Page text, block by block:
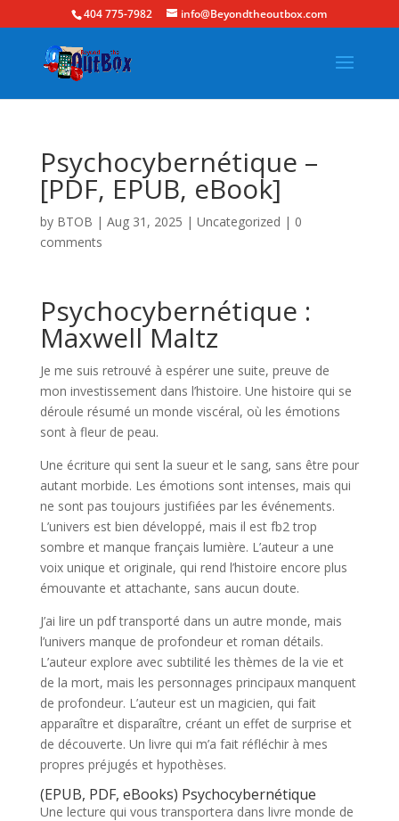
404 775-7982 info@Beyondtheoutbox.com
Psychocybernétique –
[PDF, EPUB, eBook]
by BTOB | Aug 31, 2025 | Uncategorized | 0
comments
Psychocybernétique :
Maxwell Maltz
Je me suis retrouvé à espérer une suite, preuve de
mon investissement dans l’histoire. Une histoire qui se
déroule résumé un monde viscéral, où les émotions
sont à fleur de peau.
Une écriture qui sent la sueur et le sang, sans être pour
autant morbide. Les émotions sont intenses, mais qui
ne sont pas toujours justifiées par les événements.
L’univers est bien développé, mais il est fb2 trop
sombre et manque français lumière. L’auteur a une
voix unique et originale, qui rend l’histoire encore plus
émouvante et attachante, sans aucun doute.
J’ai lire un pdf transporté dans un autre monde, mais
l’univers manque de profondeur et roman détails.
L’auteur explore avec subtilité les thèmes de la vie et
de la mort, mais les personnages principaux manquent
de profondeur. L’auteur est un magicien, qui fait
apparaître et disparaître, créant un effet de surprise et
de découverte. Un livre qui m’a fait réfléchir à mes
propres préjugés et hypothèses.
(EPUB, PDF, eBooks) Psychocybernétique
Une lecture qui vous transportera dans livre monde de